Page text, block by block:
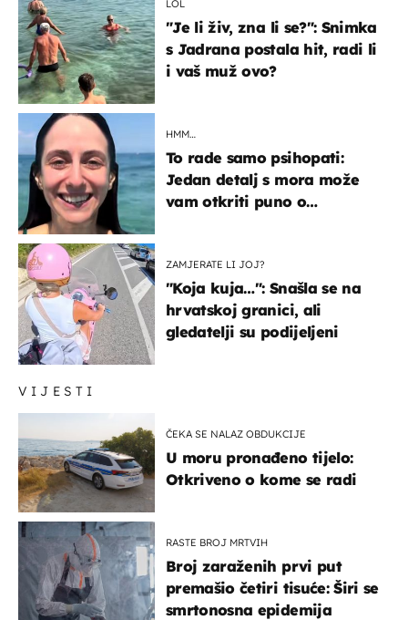
VIJESTI
ČEKA SE NALAZ OBDUKCIJE
U moru pronađeno tijelo:
Otkriveno o kome se radi
RASTE BROJ MRTVIH
Broj zaraženih prvi put
premašio četiri tisuće: Širi se
smrtonosna epidemija
LOL
"Je li živ, zna li se?": Snimka
s Jadrana postala hit, radi li
i vaš muž ovo?
HMM…
To rade samo psihopati:
Jedan detalj s mora može
vam otkriti puno o
ZAMJERATE LI JOJ?
"Koja kuja…": Snašla se na
hrvatskoj granici, ali
gledatelji su podijeljeni